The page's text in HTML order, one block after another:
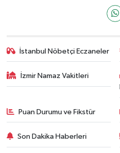
İstanbul Nöbetçi Eczaneler
İzmir Namaz Vakitleri
Puan Durumu ve Fikstür
Son Dakika Haberleri